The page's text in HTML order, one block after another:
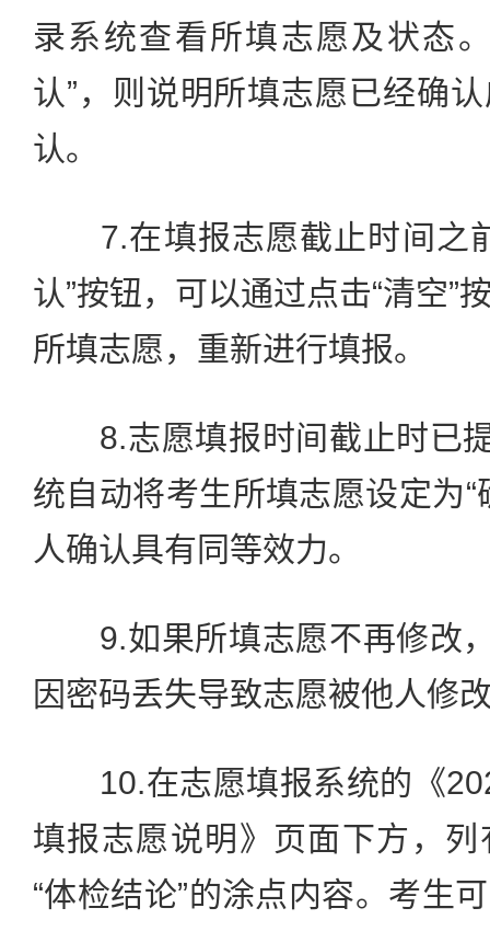
录系统查看所填志愿及状态
认”，则说明所填志愿已经确
认。
7.在填报志愿截止时间之
认”按钮，可以通过点击“清空”
所填志愿，重新进行填报。
8.志愿填报时间截止时已提
统自动将考生所填志愿设定为“
人确认具有同等效力。
9.如果所填志愿不再修改，
因密码丢失导致志愿被他人修
10.在志愿填报系统的《
填报志愿说明》页面下方，
“体检结论”的涂点内容。考生